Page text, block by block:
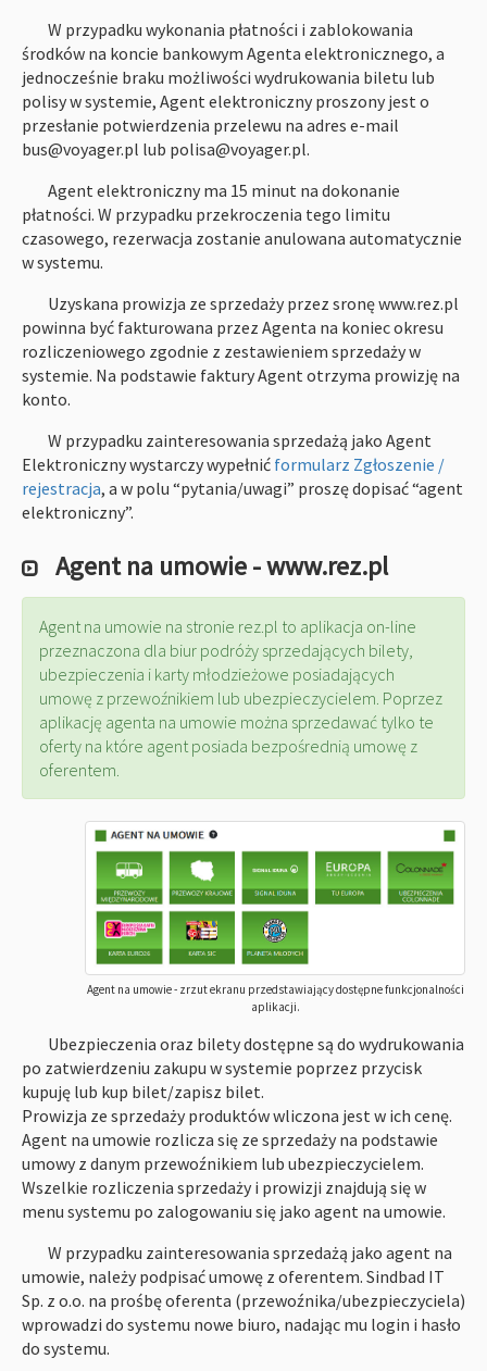
W przypadku wykonania płatności i zablokowania
środków na koncie bankowym Agenta elektronicznego, a
jednocześnie braku możliwości wydrukowania biletu lub
polisy w systemie, Agent elektroniczny proszony jest o
przesłanie potwierdzenia przelewu na adres e-mail
bus@voyager.pl lub polisa@voyager.pl.
Agent elektroniczny ma 15 minut na dokonanie
płatności. W przypadku przekroczenia tego limitu
czasowego, rezerwacja zostanie anulowana automatycznie
w systemu.
Uzyskana prowizja ze sprzedaży przez sronę www.rez.pl
powinna być fakturowana przez Agenta na koniec okresu
rozliczeniowego zgodnie z zestawieniem sprzedaży w
systemie. Na podstawie faktury Agent otrzyma prowizję na
konto.
W przypadku zainteresowania sprzedażą jako Agent
Elektroniczny wystarczy wypełnić formularz Zgłoszenie /
rejestracja, a w polu “pytania/uwagi” proszę dopisać “agent
elektroniczny”.
Agent na umowie - www.rez.pl
Agent na umowie na stronie rez.pl to aplikacja on-line
przeznaczona dla biur podróży sprzedających bilety,
ubezpieczenia i karty młodzieżowe posiadających
umowę z przewoźnikiem lub ubezpieczycielem. Poprzez
aplikację agenta na umowie można sprzedawać tylko te
oferty na które agent posiada bezpośrednią umowę z
oferentem.
Agent na umowie - zrzut ekranu przedstawiający dostępne funkcjonalności
aplikacji.
Ubezpieczenia oraz bilety dostępne są do wydrukowania
po zatwierdzeniu zakupu w systemie poprzez przycisk
kupuję lub kup bilet/zapisz bilet.
Prowizja ze sprzedaży produktów wliczona jest w ich cenę.
Agent na umowie rozlicza się ze sprzedaży na podstawie
umowy z danym przewoźnikiem lub ubezpieczycielem.
Wszelkie rozliczenia sprzedaży i prowizji znajdują się w
menu systemu po zalogowaniu się jako agent na umowie.
W przypadku zainteresowania sprzedażą jako agent na
umowie, należy podpisać umowę z oferentem. Sindbad IT
Sp. z o.o. na prośbę oferenta (przewoźnika/ubezpieczyciela)
wprowadzi do systemu nowe biuro, nadając mu login i hasło
do systemu.